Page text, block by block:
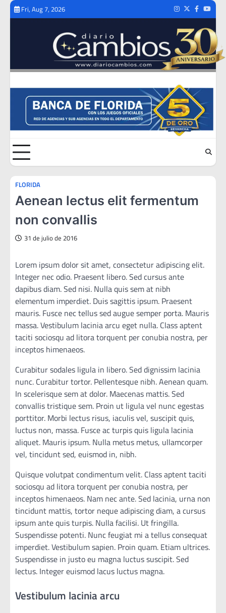
Skip
Fri, Aug 7, 2026 Instagram
TwitterFacebook
FLORIDA
Aenean lectus elit fermentum
non convallis
31 de julio de 2016
Lorem ipsum dolor sit amet, consectetur adipiscing elit.
Integer nec odio. Praesent libero. Sed cursus ante
dapibus diam. Sed nisi. Nulla quis sem at nibh
elementum imperdiet. Duis sagittis ipsum. Praesent
mauris. Fusce nec tellus sed augue semper porta. Mauris
massa. Vestibulum lacinia arcu eget nulla. Class aptent
taciti sociosqu ad litora torquent per conubia nostra, per
inceptos himenaeos.
Curabitur sodales ligula in libero. Sed dignissim lacinia
nunc. Curabitur tortor. Pellentesque nibh. Aenean quam.
In scelerisque sem at dolor. Maecenas mattis. Sed
convallis tristique sem. Proin ut ligula vel nunc egestas
porttitor. Morbi lectus risus, iaculis vel, suscipit quis,
luctus non, massa. Fusce ac turpis quis ligula lacinia
aliquet. Mauris ipsum. Nulla metus metus, ullamcorper
vel, tincidunt sed, euismod in, nibh.
Quisque volutpat condimentum velit. Class aptent taciti
sociosqu ad litora torquent per conubia nostra, per
inceptos himenaeos. Nam nec ante. Sed lacinia, urna non
tincidunt mattis, tortor neque adipiscing diam, a cursus
ipsum ante quis turpis. Nulla facilisi. Ut fringilla.
Suspendisse potenti. Nunc feugiat mi a tellus consequat
imperdiet. Vestibulum sapien. Proin quam. Etiam ultrices.
Suspendisse in justo eu magna luctus suscipit. Sed
lectus. Integer euismod lacus luctus magna.
Vestibulum lacinia arcu